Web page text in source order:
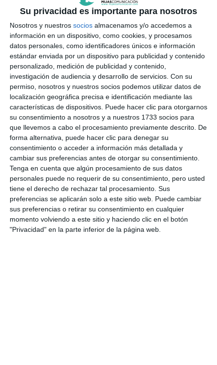
Su privacidad es importante para nosotros
Nosotros y nuestros socios almacenamos y/o accedemos a
información en un dispositivo, como cookies, y procesamos
datos personales, como identificadores únicos e información
estándar enviada por un dispositivo para publicidad y contenido
personalizado, medición de publicidad y contenido,
investigación de audiencia y desarrollo de servicios. Con su
permiso, nosotros y nuestros socios podemos utilizar datos de
localización geográfica precisa e identificación mediante las
características de dispositivos. Puede hacer clic para otorgarnos
su consentimiento a nosotros y a nuestros 1733 socios para
que llevemos a cabo el procesamiento previamente descrito. De
forma alternativa, puede hacer clic para denegar su
consentimiento o acceder a información más detallada y
cambiar sus preferencias antes de otorgar su consentimiento.
Tenga en cuenta que algún procesamiento de sus datos
personales puede no requerir de su consentimiento, pero usted
tiene el derecho de rechazar tal procesamiento. Sus
preferencias se aplicarán solo a este sitio web. Puede cambiar
sus preferencias o retirar su consentimiento en cualquier
momento volviendo a este sitio y haciendo clic en el botón
"Privacidad" en la parte inferior de la página web.